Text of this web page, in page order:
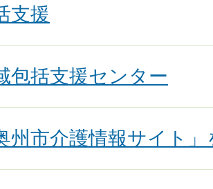
支援
包括支援センター
州市介護情報サイト